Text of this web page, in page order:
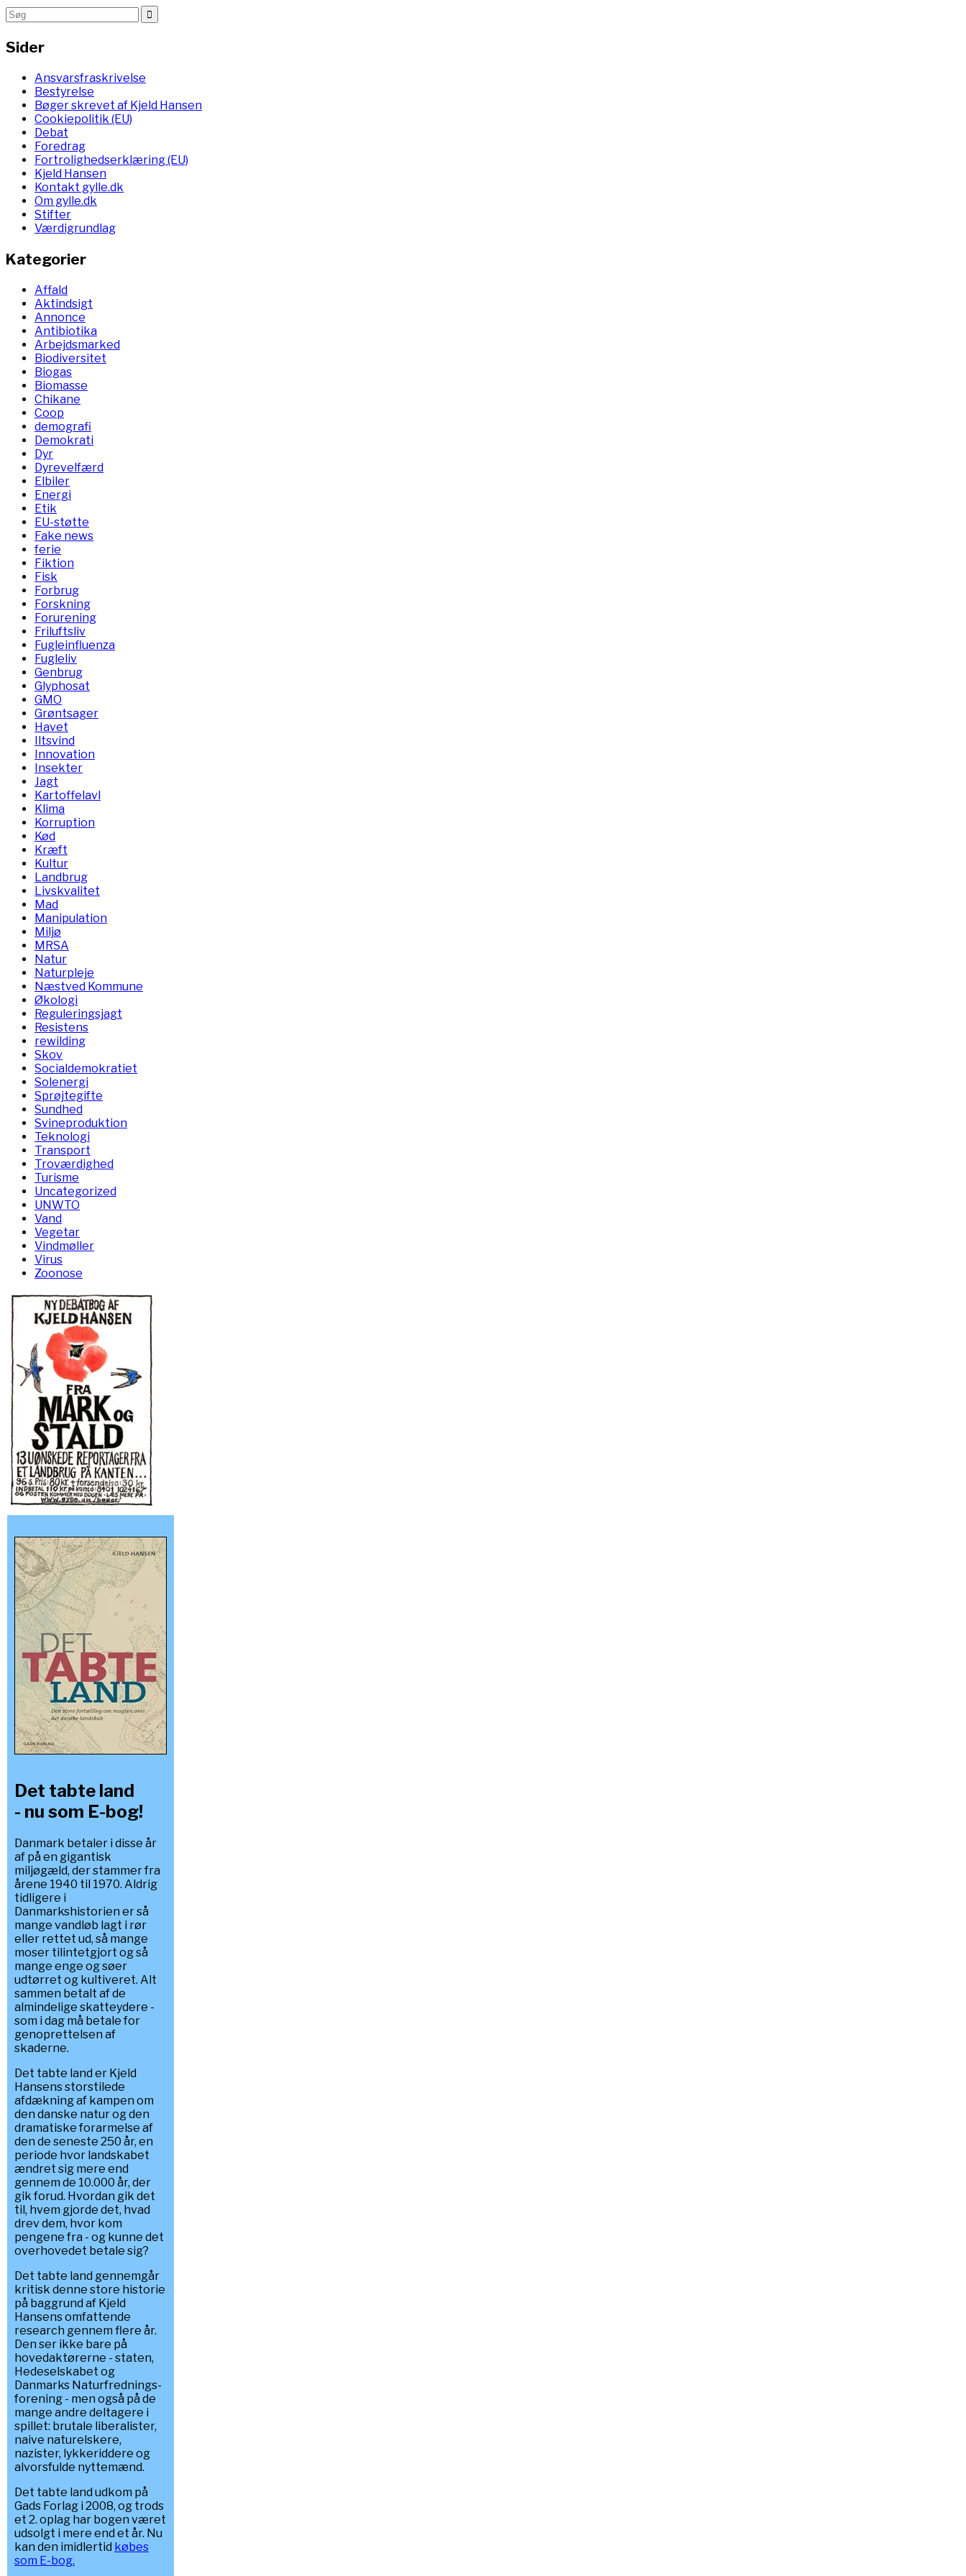
Sider
Ansvarsfraskrivelse
Bestyrelse
Bøger skrevet af Kjeld Hansen
Cookiepolitik (EU)
Debat
Foredrag
Fortrolighedserklæring (EU)
Kjeld Hansen
Kontakt gylle.dk
Om gylle.dk
Stifter
Værdigrundlag
Kategorier
Affald
Aktindsigt
Annonce
Antibiotika
Arbejdsmarked
Biodiversitet
Biogas
Biomasse
Chikane
Coop
demografi
Demokrati
Dyr
Dyrevelfærd
Elbiler
Energi
Etik
EU-støtte
Fake news
ferie
Fiktion
Fisk
Forbrug
Forskning
Forurening
Friluftsliv
Fugleinfluenza
Fugleliv
Genbrug
Glyphosat
GMO
Grøntsager
Havet
Iltsvind
Innovation
Insekter
Jagt
Kartoffelavl
Klima
Korruption
Kød
Kræft
Kultur
Landbrug
Livskvalitet
Mad
Manipulation
Miljø
MRSA
Natur
Naturpleje
Næstved Kommune
Økologi
Reguleringsjagt
Resistens
rewilding
Skov
Socialdemokratiet
Solenergi
Sprøjtegifte
Sundhed
Svineproduktion
Teknologi
Transport
Troværdighed
Turisme
Uncategorized
UNWTO
Vand
Vegetar
Vindmøller
Virus
Zoonose
Det tabte land
- nu som E-bog!
Danmark betaler i disse år
af på en gigantisk
miljøgæld, der stammer fra
årene 1940 til 1970. Aldrig
tidligere i
Danmarkshistorien er så
mange vandløb lagt i rør
eller rettet ud, så mange
moser tilintetgjort og så
mange enge og søer
udtørret og kultiveret. Alt
sammen betalt af de
almindelige skatteydere -
som i dag må betale for
genoprettelsen af
skaderne.
Det tabte land er Kjeld
Hansens storstilede
afdækning af kampen om
den danske natur og den
dramatiske forarmelse af
den de seneste 250 år, en
periode hvor landskabet
ændret sig mere end
gennem de 10.000 år, der
gik forud. Hvordan gik det
til, hvem gjorde det, hvad
drev dem, hvor kom
pengene fra - og kunne det
overhovedet betale sig?
Det tabte land gennemgår
kritisk denne store historie
på baggrund af Kjeld
Hansens omfattende
research gennem flere år.
Den ser ikke bare på
hovedaktørerne - staten,
Hedeselskabet og
Danmarks Naturfrednings-
forening - men også på de
mange andre deltagere i
spillet: brutale liberalister,
naive naturelskere,
nazister, lykkeriddere og
alvorsfulde nyttemænd.
Det tabte land udkom på
Gads Forlag i 2008, og trods
et 2. oplag har bogen været
udsolgt i mere end et år. Nu
kan den imidlertid købes
som E-bog.